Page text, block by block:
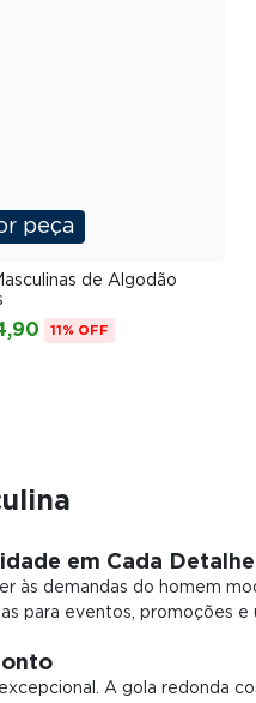
peça
de Algodão
11% OFF
em Cada Detalhe
demandas do homem
para eventos, promoções e
A gola redonda